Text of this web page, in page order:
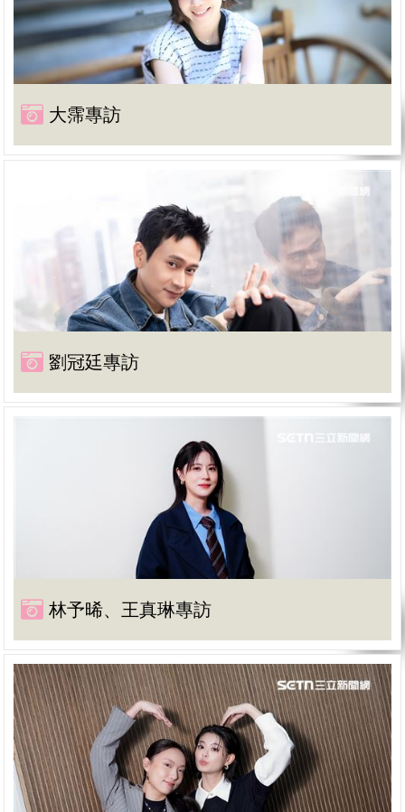
大霈專訪
劉冠廷專訪
林予晞、王真琳專訪